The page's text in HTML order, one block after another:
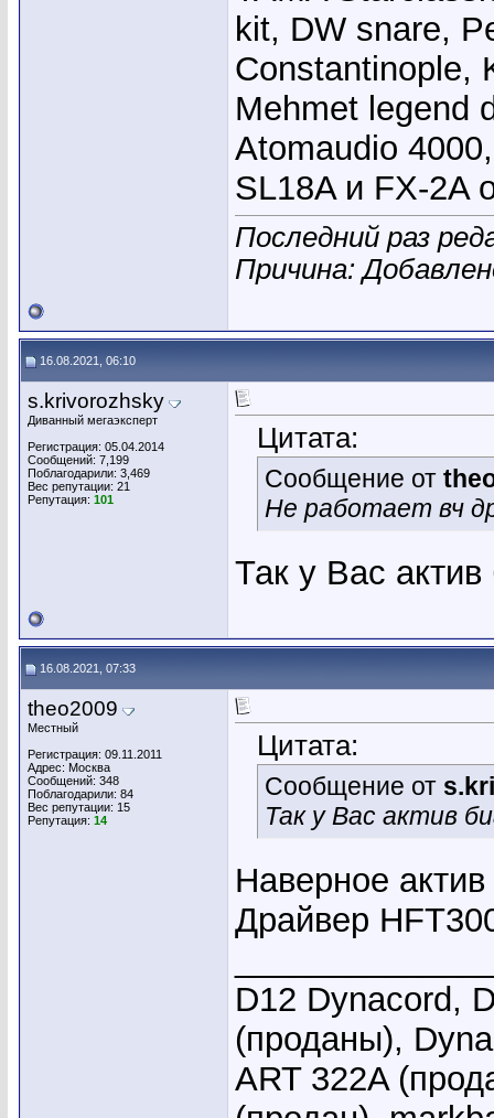
kit, DW snare,
Constantinople,
Mehmet legend
Atomaudio
SL18A и FX-2A
Последний раз
Причина:
16.08.2021, 06:10
s.krivorozhsky
Диванный мегаэксперт
Регистрация: 05.04.2014
Сообщений: 7,199
Поблагодарили: 3,469
Вес репутации: 21
Репутация: 101
Цитата:
Сообщение от
Не работает вч
Так у Вас
16.08.2021, 07:33
theo2009
Местный
Регистрация: 09.11.2011
Адрес: Москва
Сообщений: 348
Поблагодарили: 84
Вес репутации: 15
Репутация: 14
Цитата:
Сообщение от
Так у Вас актив
Наверное
Драйвер
D12 Dynacord,
(проданы),
ART 322A